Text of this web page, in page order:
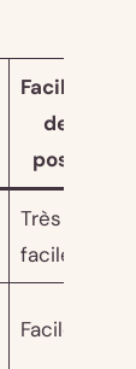
Facilité
de
pose
Très
facile
Facile